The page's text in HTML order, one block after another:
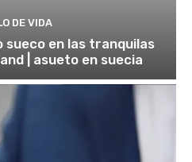
DE VIDA
en las tranquilas
| asueto en suecia